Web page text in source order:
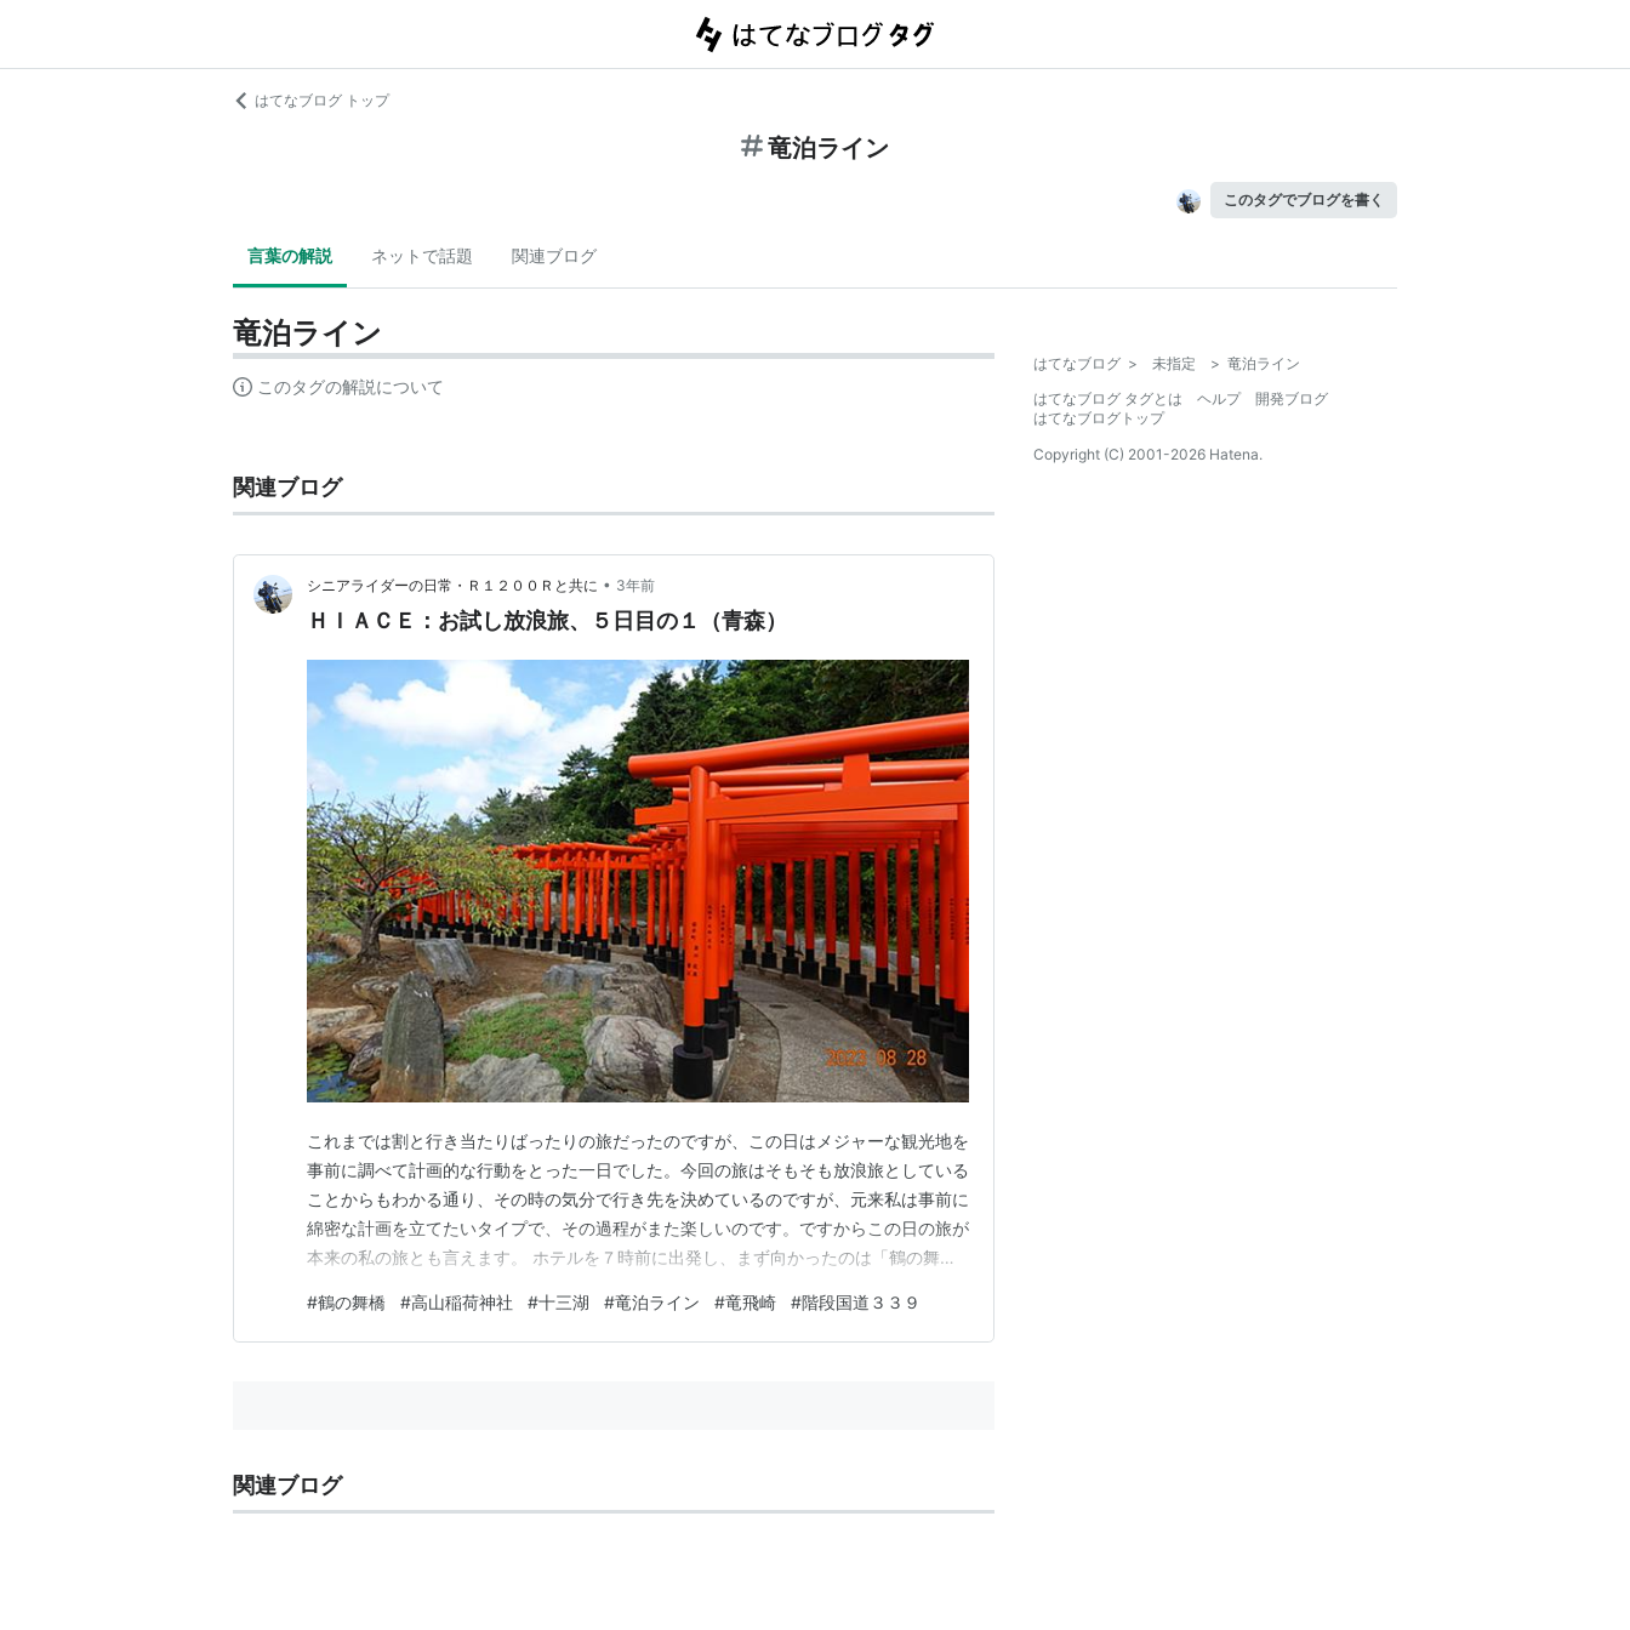
はてなブログ トップ
竜泊ライン
このタグでブログを書く
言葉の解説 ネットで話題 関連ブログ
竜泊ライン
このタグの解説について
関連ブログ
シニアライダーの日常・Ｒ１２００Ｒと共に • 3年前
ＨＩＡＣＥ：お試し放浪旅、５日目の１（青森）
これまでは割と行き当たりばったりの旅だったのですが、この日はメジャーな観光地を
事前に調べて計画的な行動をとった一日でした。今回の旅はそもそも放浪旅としている
ことからもわかる通り、その時の気分で行き先を決めているのですが、元来私は事前に
綿密な計画を立てたいタイプで、その過程がまた楽しいのです。ですからこの日の旅が
本来の私の旅とも言えます。 ホテルを７時前に出発し、まず向かったのは「鶴の舞
めいけ）という、治水工事で造成された人造湖に架かる、日本一長い木造のアーチ橋で
す。名前の通り、鶴が羽ばたいているような優雅な橋で、朝８…
#鶴の舞橋 #高山稲荷神社 #十三湖 #竜泊ライン #竜飛崎 #階段国道３３９
関連ブログ
はてなブログ > 未指定 > 竜泊ライン
はてなブログ タグとは
ヘルプ
開発ブログ
はてなブログトップ
Copyright (C) 2001-2026 Hatena.